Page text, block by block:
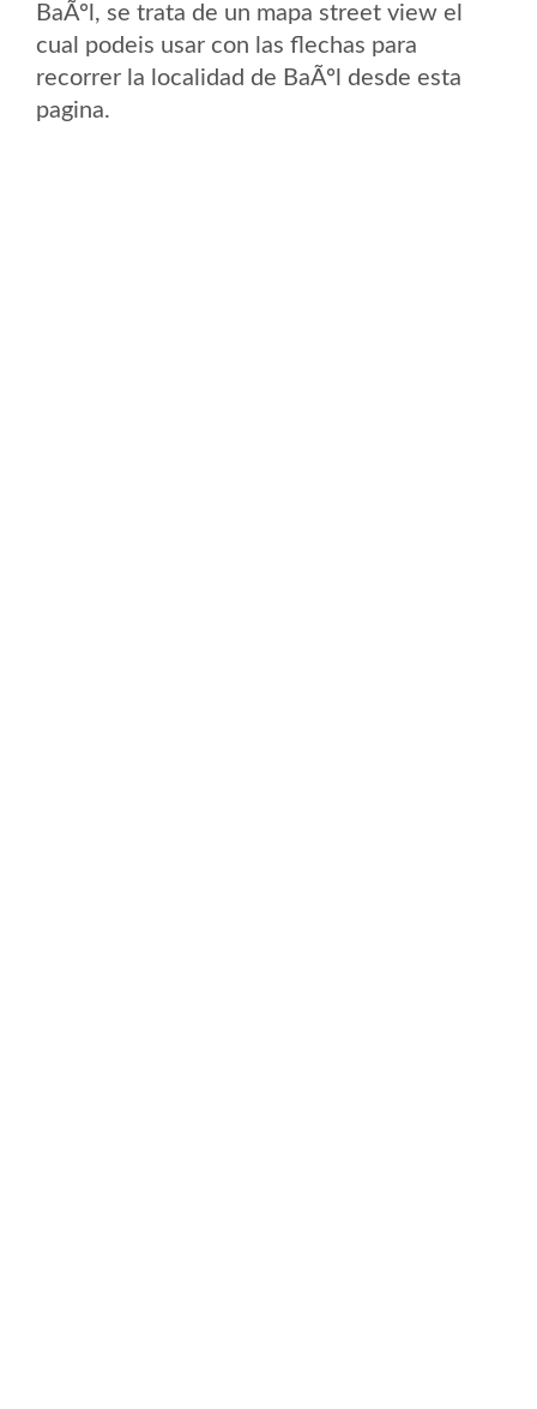
BaÃºl, se trata de un mapa street view el
cual podeis usar con las flechas para
recorrer la localidad de BaÃºl desde esta
pagina.